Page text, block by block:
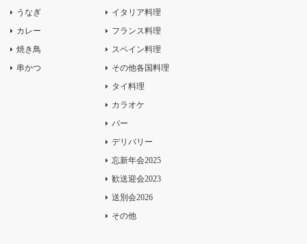
うなぎ
カレー
焼き鳥
串かつ
イタリア料理
フランス料理
スペイン料理
その他各国料理
タイ料理
カラオケ
バー
デリバリー
忘新年会2025
歓送迎会2023
送別会2026
その他